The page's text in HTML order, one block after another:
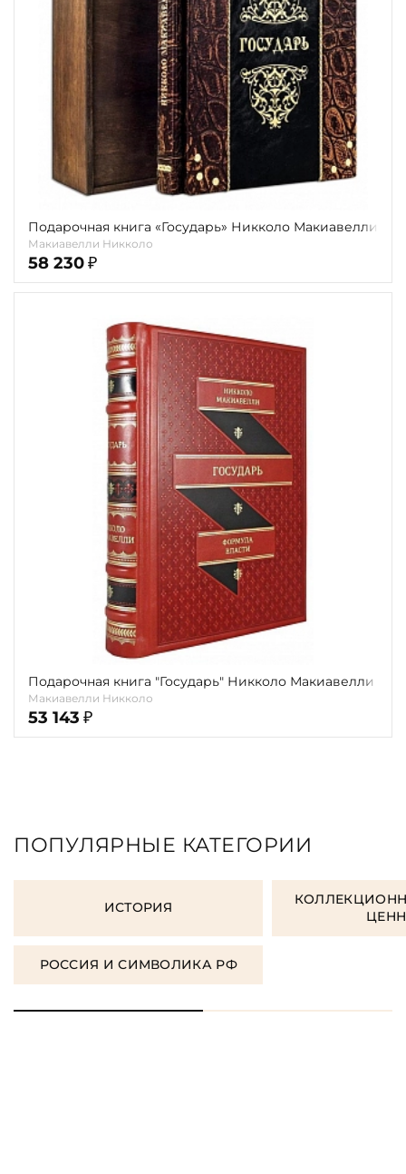
Подарочная книга «Государь» Никколо Макиавелли
Макиавелли Никколо
58 230 ₽
Подарочная книга "Государь" Никколо Макиавелли
Макиавелли Никколо
53 143 ₽
ПОПУЛЯРНЫЕ КАТЕГОРИИ
ИСТОРИЯ
РОССИЯ И СИМВОЛИКА РФ